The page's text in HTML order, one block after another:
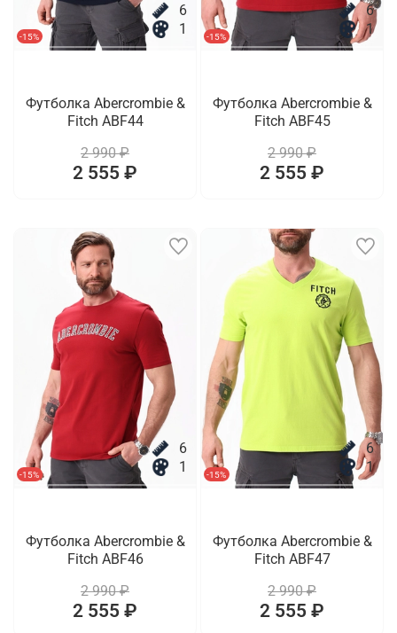
-15%
6
1
Футболка Abercrombie &
Fitch ABF44
2 990 ₽
2 555 ₽
-15%
6
1
Футболка Abercrombie &
Fitch ABF45
2 990 ₽
2 555 ₽
-15%
6
1
Футболка Abercrombie &
Fitch ABF46
2 990 ₽
2 555 ₽
-15%
6
1
Футболка Abercrombie &
Fitch ABF47
2 990 ₽
2 555 ₽